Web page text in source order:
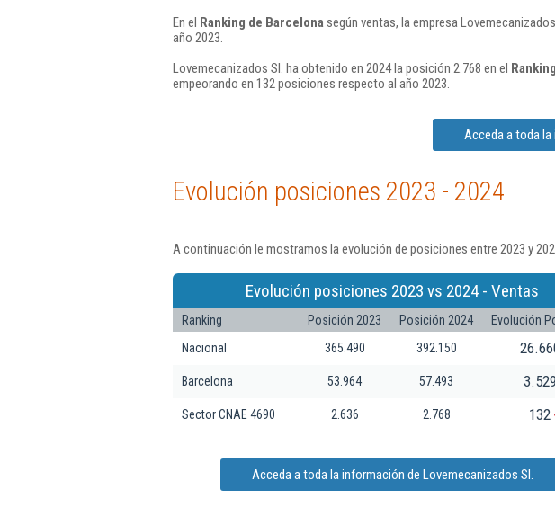
En el Ranking de Barcelona según ventas, la empresa
año 2023.
Lovemecanizados Sl. ha obtenido en 2024 la posición 2.768 en el
empeorando en 132 posiciones respecto al año 2023.
Acceda a toda
Evolución posiciones 2023 - 2024
A continuación le mostramos la evolución de posiciones entre 2023 y
Evolución posiciones 2023 vs 2024 - Ventas
Ranking Posición 2023 Posición 2024
Evolución
Nacional
365.490 392.150
Barcelona 53.964 57.493
Sector CNAE 4690 2.636 2.768 132
Acceda a toda la información de Lovemecanizados Sl.